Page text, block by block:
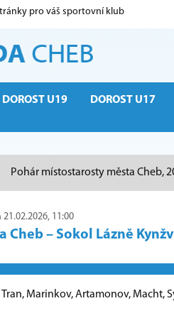
pro váš sportovní klub
DOROST U19 DOROST U17
Pohár místostarosty města Cheb,
11:00
Cheb – Sokol Lázně
Marinkov, Artamonov, Macht,